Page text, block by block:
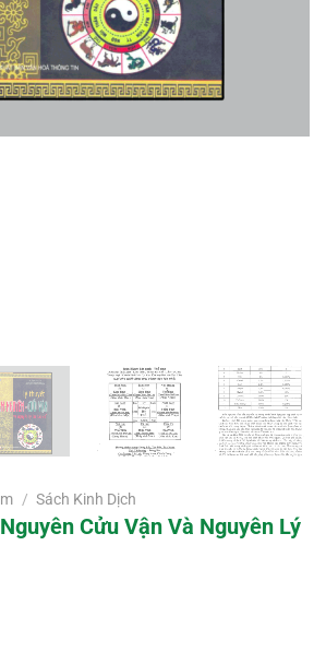
/ Sách Kinh Dịch
Cửu Vận Và Nguyên Lý